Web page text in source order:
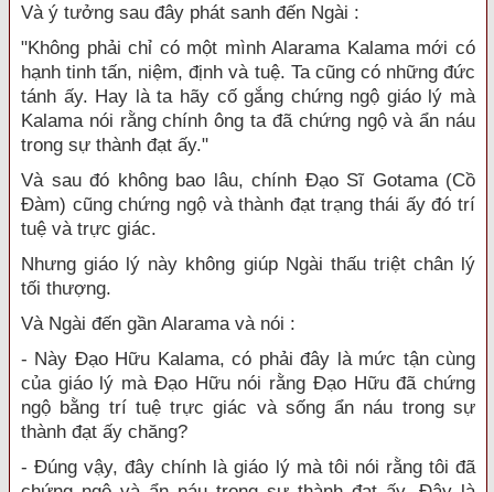
Và ý tưởng sau đây phát sanh đến Ngài :
"Không phải chỉ có một mình Alarama Kalama mới có
hạnh tinh tấn, niệm, định và tuệ. Ta cũng có những đức
tánh ấy. Hay là ta hãy cố gắng chứng ngộ giáo lý mà
Kalama nói rằng chính ông ta đã chứng ngộ và ẩn náu
trong sự thành đạt ấy."
Và sau đó không bao lâu, chính Đạo Sĩ Gotama (Cồ
Đàm) cũng chứng ngộ và thành đạt trạng thái ấy đó trí
tuệ và trực giác.
Nhưng giáo lý này không giúp Ngài thấu triệt chân lý
tối thượng.
Và Ngài đến gần Alarama và nói :
- Này Đạo Hữu Kalama, có phải đây là mức tận cùng
của giáo lý mà Đạo Hữu nói rằng Đạo Hữu đã chứng
ngộ bằng trí tuệ trực giác và sống ẩn náu trong sự
thành đạt ấy chăng?
- Đúng vậy, đây chính là giáo lý mà tôi nói rằng tôi đã